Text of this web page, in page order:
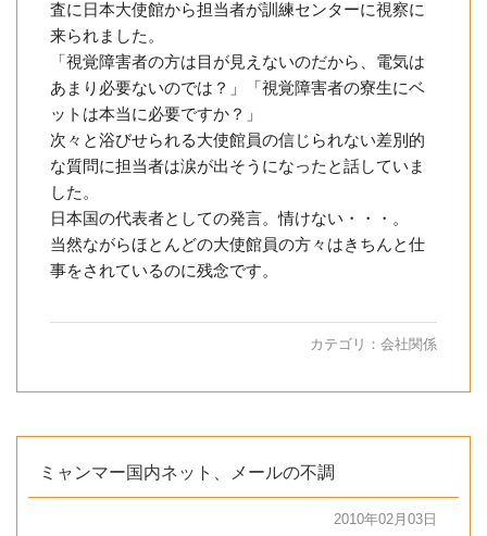
査に日本大使館から担当者が訓練センターに視察に
来られました。
「視覚障害者の方は目が見えないのだから、電気は
あまり必要ないのでは？」「視覚障害者の寮生にベ
ットは本当に必要ですか？」
次々と浴びせられる大使館員の信じられない差別的
な質問に担当者は涙が出そうになったと話していま
した。
日本国の代表者としての発言。情けない・・・。
当然ながらほとんどの大使館員の方々はきちんと仕
事をされているのに残念です。
カテゴリ： 会社関係
ミャンマー国内ネット、メールの不調
2010年02月03日